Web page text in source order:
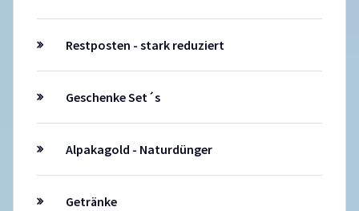
Restposten - stark reduziert
Geschenke Set´s
Alpakagold - Naturdünger
Getränke